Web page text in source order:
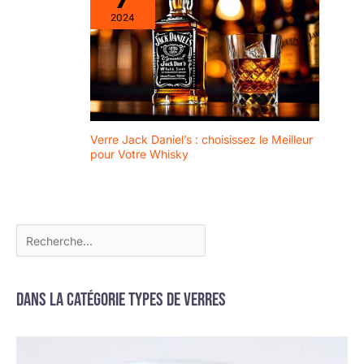
Ces Verres à Café
polyvalents conviennent à
la famille, aux bars, aux
cafés ou comme cadeau.
Ces Verres à Café
absolument polyvalents
sont le choix idéal pour
toute occasion !
2024
Verre Jack Daniel’s : choisissez le Meilleur
pour Votre Whisky
Dans la catégorie Types de verres